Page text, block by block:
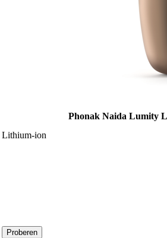
Phonak Naida Lumity
Lithium-ion
Proberen